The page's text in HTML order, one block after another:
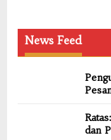
News Feed
dan